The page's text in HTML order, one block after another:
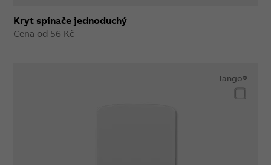
Kryt spínače jednoduchý
Cena od 56 Kč
Tango®